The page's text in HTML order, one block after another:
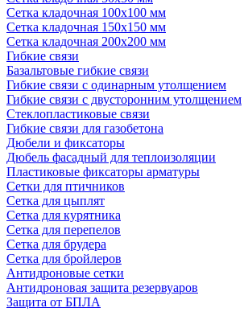
Сетка кладочная 100x100 мм
Сетка кладочная 150x150 мм
Сетка кладочная 200x200 мм
Гибкие связи
Базальтовые гибкие связи
Гибкие связи с одинарным утолщением
Гибкие связи с двусторонним утолщением
Стеклопластиковые связи
Гибкие связи для газобетона
Дюбели и фиксаторы
Дюбель фасадный для теплоизоляции
Пластиковые фиксаторы арматуры
Сетки для птичников
Сетка для цыплят
Сетка для курятника
Сетка для перепелов
Сетка для брудера
Сетка для бройлеров
Антидроновые сетки
Антидроновая защита резервуаров
Защита от БПЛА